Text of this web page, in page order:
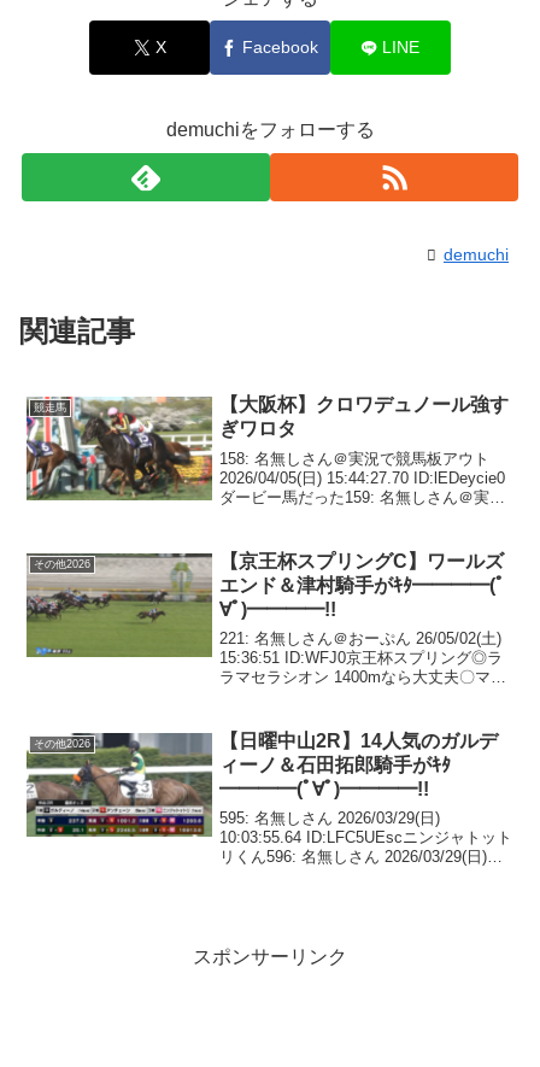
X Facebook LINE
demuchiをフォローする
demuchi
関連記事
競走馬
【大阪杯】クロワデュノール強す
ぎワロタ
158: 名無しさん＠実況で競馬板アウト
2026/04/05(日) 15:44:27.70 ID:lEDeycie0
ダービー馬だった159: 名無しさん＠実況
その他2026
【京王杯スプリングC】ワールズ
エンド＆津村騎手がｷﾀ━━━━(ﾟ
∀ﾟ)━━━━!!
221: 名無しさん＠おーぷん 26/05/02(土)
15:36:51 ID:WFJ0京王杯スプリング◎ラ
ラマセラシオン 1400mなら大丈夫〇マイ
1400...
その他2026
【日曜中山2R】14人気のガルデ
ィーノ＆石田拓郎騎手がｷﾀ
━━━━(ﾟ∀ﾟ)━━━━!!
595: 名無しさん 2026/03/29(日)
10:03:55.64 ID:LFC5UEscニンジャトット
リくん596: 名無しさん 2026/03/29(日)
スポンサーリンク